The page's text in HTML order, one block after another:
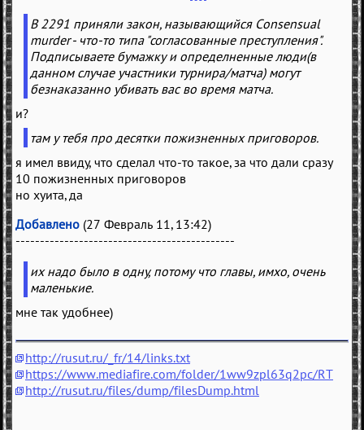
В 2291 приняли закон, называющийся Consensual
murder - что-то типа "согласованные преступления".
Подписываете бумажку и определненные люди(в
данном случае участники турнира/матча) могут
безнаказанно убивать вас во время матча.
и?
там у тебя про десятки пожизненных приговоров.
я имел ввиду, что сделал что-то такое, за что дали сразу
10 пожизненных приговоров
но хуита, да
Добавлено (27 Февраль 11, 13:42)
---------------------------------------------
их надо было в одну, потому что главы, имхо, очень
маленькие.
мне так удобнее)
http://rusut.ru/_fr/14/links.txt
https://www.mediafire.com/folder/1ww9zpl63q2pc/RT
http://rusut.ru/files/dump/filesDump.html